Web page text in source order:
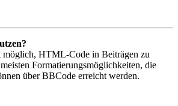
möglich, HTML-Code in Beiträgen zu
Formatierungsmöglichkeiten, die
über BBCode erreicht werden.